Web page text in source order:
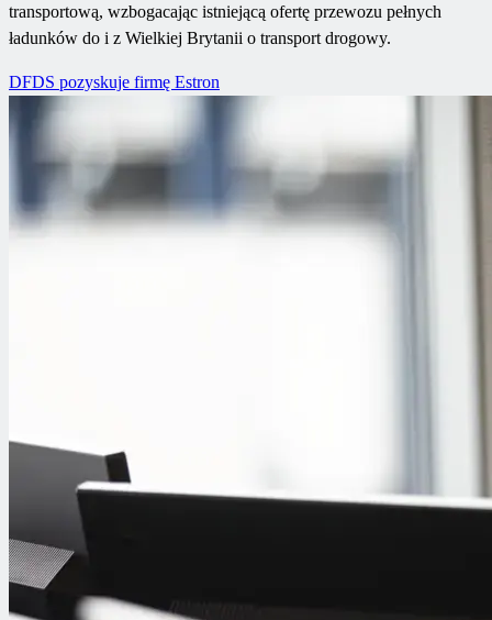
transportową, wzbogacając istniejącą ofertę przewozu pełnych
ładunków do i z Wielkiej Brytanii o transport drogowy.
DFDS pozyskuje firmę Estron